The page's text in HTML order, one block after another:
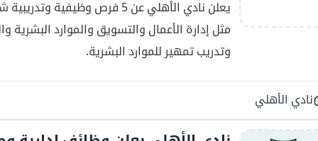
يعلن نادي الأهلي عن 5 فرص
مثل إدارة الأعمال والتسويق والموارد
وتدريب تمهير للموارد البشرية.
نادي الأهلي